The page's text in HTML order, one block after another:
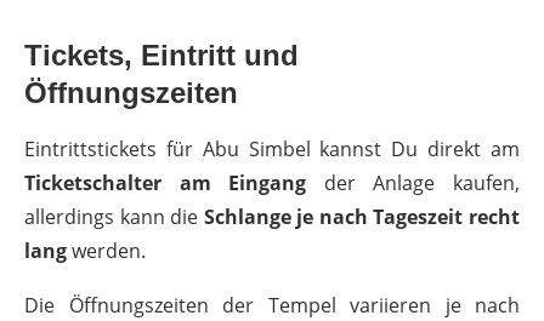
Tickets, Eintritt und
Öffnungszeiten
Eintrittstickets für Abu Simbel kannst Du direkt am
Ticketschalter am Eingang der Anlage kaufen,
allerdings kann die Schlange je nach Tageszeit recht
langwerden.
Die Öffnungszeiten der Tempel variieren je nach